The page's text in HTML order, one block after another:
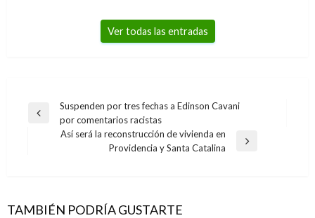
Ver todas las entradas
Navegación
Entrada
Suspenden por tres fechas a Edinson Cavani
por comentarios racistas
Así será la reconstrucción de vivienda en
Providencia y Santa Catalina
TAMBIÉN PODRÍA GUSTARTE